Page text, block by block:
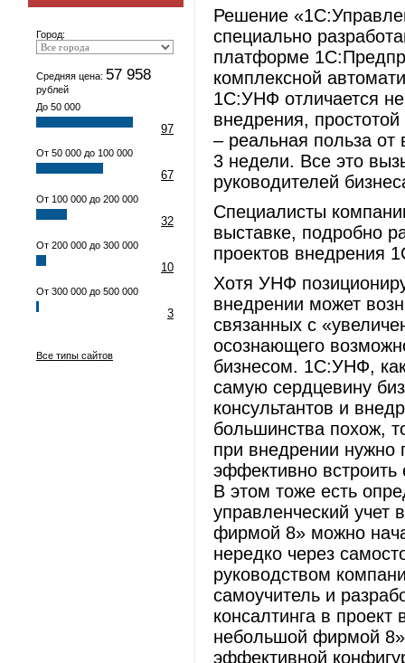
Город:
Средняя цена: 57 958
рублей
До 50 000
97
От 50 000 до 100 000
67
От 100 000 до 200 000
32
От 200 000 до 300 000
10
От 300 000 до 500 000
3
Все типы сайтов
Решение
специально
платформе
комплексной
1С:УНФ отличается
внедрения,
– реальная польза
3 недели. Все это
руководителей
Специалисты
выставке, подробно
проектов внедрения
Хотя УНФ
внедрении может
связанных с
осознающего
бизнесом. 1С:УНФ,
самую сердцевину
консультантов и
большинства похож,
при внедрении нужно
эффективно
В этом тоже есть
управленческий
фирмой 8» можно
нередко через
руководством
самоучитель и
консалтинга в
небольшой фирмой 8»
эффективной